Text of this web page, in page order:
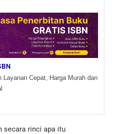
Layanan Cepat, Harga Murah dan
secara rinci apa itu